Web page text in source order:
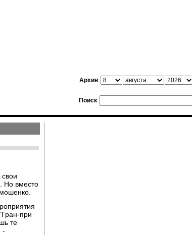
Архив
Поиск
Но вместо
при
те
-